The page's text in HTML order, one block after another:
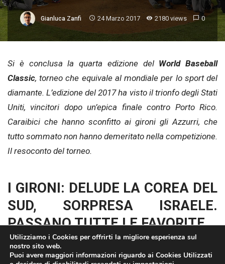
Gianluca Zanfi 24 Marzo 2017 2180 views 0
Si è conclusa la quarta edizione del World Baseball
Classic, torneo che equivale al mondiale per lo sport del
diamante. L’edizione del 2017 ha visto il trionfo degli Stati
Uniti, vincitori dopo un’epica finale contro Porto Rico.
Caraibici che hanno sconfitto ai gironi gli Azzurri, che
tutto sommato non hanno demeritato nella competizione.
Il resoconto del torneo.
I GIRONI: DELUDE LA COREA DEL
SUD, SORPRESA ISRAELE.
PASSANO TUTTE LE FAVORITE.
Il WBC parte subito con una sorpresa: Israele imbattuto
Utilizziamo i Cookies per offrirti la migliore esperienza sul
nostro sito web.
Puoi avere maggiori informazioni riguardo ai Cookies Utilizzati